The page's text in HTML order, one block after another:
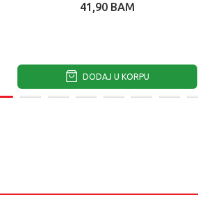
41,90 BAM
DODAJ U KORPU